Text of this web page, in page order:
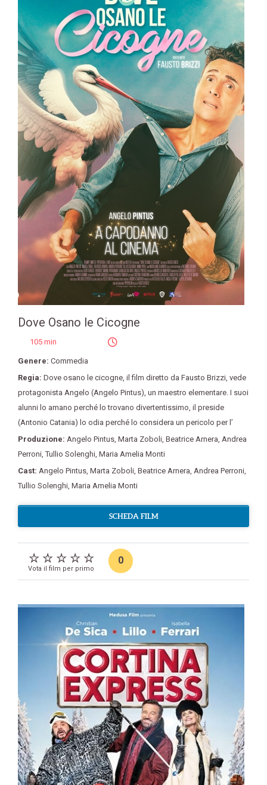
Dove Osano le Cicogne
105 min
Genere: Commedia
Regia: Dove osano le cicogne, il film diretto da Fausto Brizzi, vede
protagonista Angelo (Angelo Pintus), un maestro elementare. I suoi
alunni lo amano perché lo trovano divertentissimo, il preside
(Antonio Catania) lo odia perché lo considera un pericolo per l’
Produzione: Angelo Pintus, Marta Zoboli, Beatrice Arnera, Andrea
Perroni,Tullio Solenghi, Maria Amelia Monti
Cast: Angelo Pintus, Marta Zoboli, Beatrice Arnera, Andrea Perroni,
Tullio Solenghi, Maria Amelia Monti
SCHEDA FILM
Vota il film per primo
0